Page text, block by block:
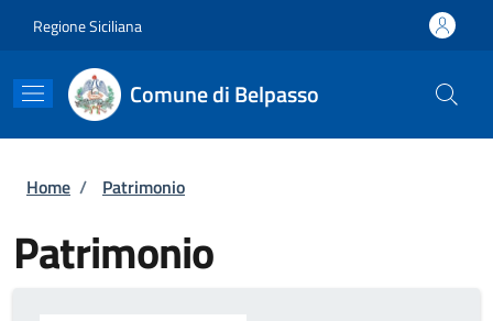
Regione Siciliana
Comune di Belpasso
Briciole di pane
Home / Patrimonio
Patrimonio